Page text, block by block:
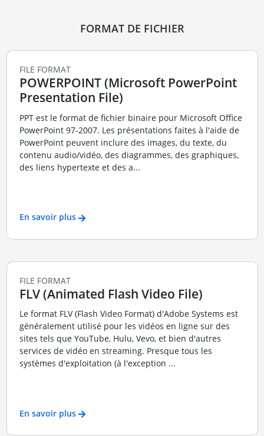
FORMAT DE FICHIER
FILE FORMAT
POWERPOINT (Microsoft PowerPoint
Presentation File)
PPT est le format de fichier binaire pour Microsoft Office
PowerPoint 97-2007. Les présentations faites à l'aide de
PowerPoint peuvent inclure des images, du texte, du
contenu audio/vidéo, des diagrammes, des graphiques,
des liens hypertexte et des a...
En savoir plus
FILE FORMAT
FLV (Animated Flash Video File)
Le format FLV (Flash Video Format) d'Adobe Systems est
généralement utilisé pour les vidéos en ligne sur des
sites tels que YouTube, Hulu, Vevo, et bien d'autres
services de vidéo en streaming. Presque tous les
systèmes d'exploitation (à l'exception ...
En savoir plus